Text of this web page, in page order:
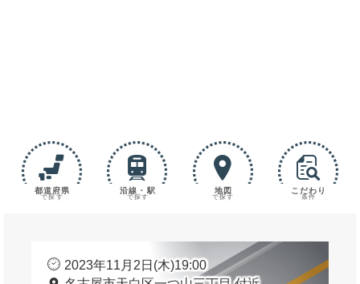
都道府県
で探す
沿線・駅
で探す
地図
で探す
こだわり
条件
2023年11月2日(木)19:00